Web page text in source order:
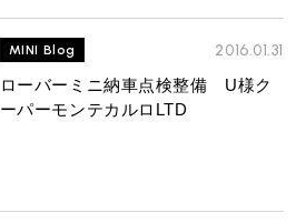
MINI Blog
2016.01.31
ローバーミニ納車点検整備 U様ク
ーパーモンテカルロLTD